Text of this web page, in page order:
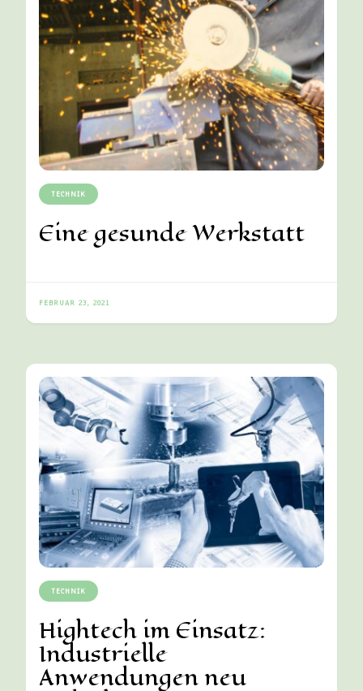
TECHNIK
Eine gesunde Werkstatt
FEBRUAR 23, 2021
TECHNIK
Hightech im Einsatz:
Industrielle
Anwendungen neu